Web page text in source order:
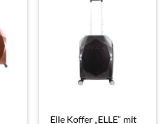
Elle Koffer „ELLE“ mit